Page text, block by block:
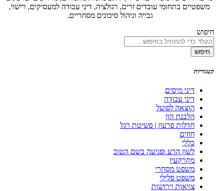
משפטיים בתחומי עובדים זרים, רגולציה, דיני עבודה למעסיקים, רישוי,
גבייה וניהול סיכונים מסחריים.
חיפוש
חיפוש
קטגוריות
דיני מיסים
דיני עבודה
הוצאה לפועל
הלבנת הון
חדלות פרעון | פשיטת רגל
חוזים
כללי
לשון הרע ופגיעה בשם הטוב
מקרקעין
משפט מסחרי
משפט פלילי
צוואות וירושות